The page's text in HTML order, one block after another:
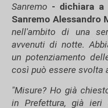
Sanremo - dichiara a
Sanremo Alessandro
nell'ambito di una
avvenuti di notte.
un potenziamento
così può essere svolta
"Misure? Ho già
in Prefettura, già ieri